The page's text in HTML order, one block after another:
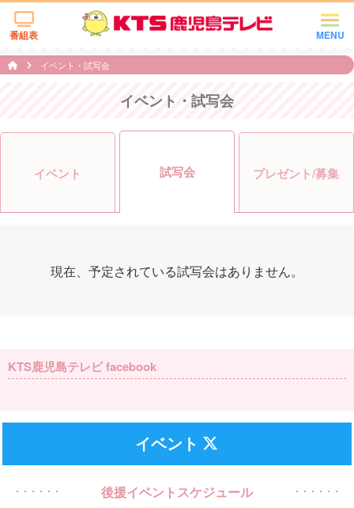
MENU
番組表
イベント・試写会
イベント・試写会
イベント 試写会 プレゼント/募集
現在、予定されている試写会はありません。
KTS鹿児島テレビ facebook
イベント
後援イベントスケジュール